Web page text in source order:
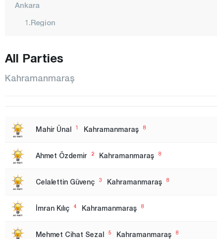
Ankara
1.Region
3. Region
Izmir
2. Region
Adana
Afyonkarahisar
Ağrı
Amasya
Ankara
All Parties
Kahramanmaraş
Mahir Ünal 1 Kahramanmaraş 8
Ahmet Özdemir 2 Kahramanmaraş 8
Celalettin Güvenç 3 Kahramanmaraş 8
İmran Kılıç 4 Kahramanmaraş 8
Mehmet Cihat Sezal 5 Kahramanmaraş 8